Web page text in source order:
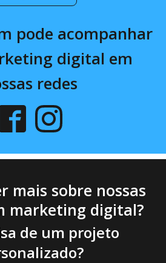
pode acompanhar
digital em
redes
mais sobre nossas
marketing digital?
de um projeto